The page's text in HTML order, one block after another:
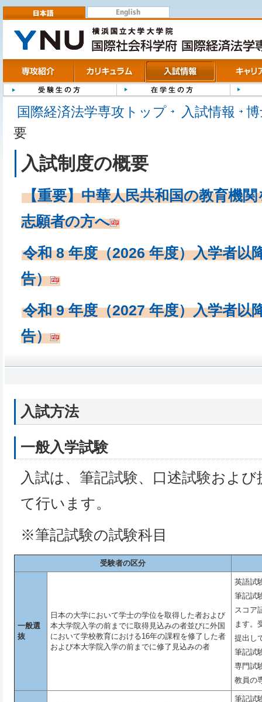
English
専攻紹介 カリキュラム 入試情報
キャリア
国際経済法学専攻トップ 入試情報
要
入試制度の概要
【重要】中華人民共和国の教育機
志願者の方へ
令和 8 年度（2026 年度）入学者以
告）
令和 9 年度（2027 年度）入学者以
告）
入試方法
一般入学試験
入試は、筆記試験、口述試験およ
て行います。
※筆記試験の試験科目
受験者の区分
一般選
抜
日本の大学において学士の学位を取得した者および
本大学院入学の前までに取得見込みの者並びに外国
において学校教育における16年の課程を修了した者
および本大学院入学の前までに修了見込みの者
英語試
筆記試
スコア
ます。
提出し
筆記試
専門試
教員の
筆記試